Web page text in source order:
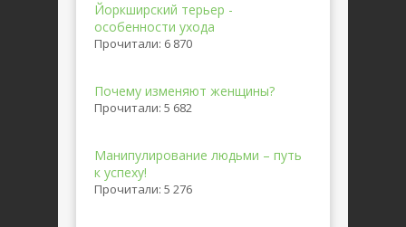
Йоркширский терьер -
особенности ухода
Прочитали: 6 870
Почему изменяют женщины?
Прочитали: 5 682
Манипулирование людьми – путь
к успеху!
Прочитали: 5 276